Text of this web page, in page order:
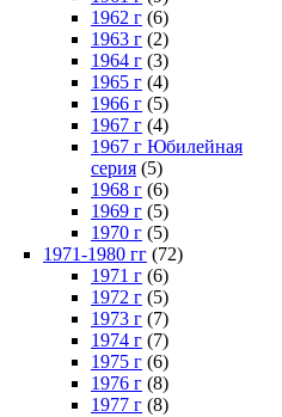
1962 г (6)
1963 г (2)
1964 г (3)
1965 г (4)
1966 г (5)
1967 г (4)
1967 г Юбилейная
серия (5)
1968 г (6)
1969 г (5)
1970 г (5)
1971-1980 гг (72)
1971 г (6)
1972 г (5)
1973 г (7)
1974 г (7)
1975 г (6)
1976 г (8)
1977 г (8)